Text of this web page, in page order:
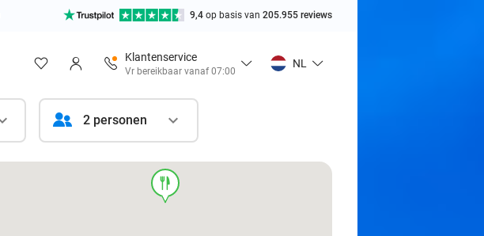
9,4 op basis van 205.955 reviews
Klantenservice
Vr bereikbaar vanaf 07:00
NL
2 personen
food